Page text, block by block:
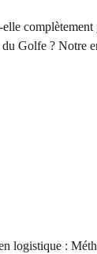
complètement
Golfe ? Notre
logistique :